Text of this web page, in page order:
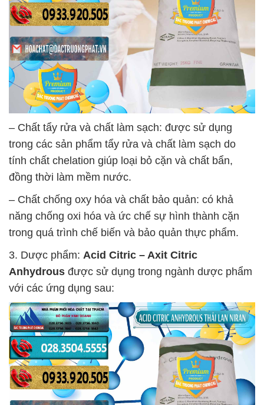
– Chất tẩy rửa và chất làm sạch: được sử dụng
trong các sản phẩm tẩy rửa và chất làm sạch do
tính chất chelation giúp loại bỏ cặn và chất bẩn,
đồng thời làm mềm nước.
– Chất chống oxy hóa và chất bảo quản: có khả
năng chống oxi hóa và ức chế sự hình thành cặn
trong quá trình chế biến và bảo quản thực phẩm.
3. Dược phẩm: Acid Citric – Axit Citric
Anhydrous được sử dụng trong ngành dược phẩm
với các ứng dụng sau: